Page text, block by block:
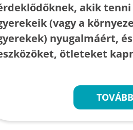
akik
(vagy a
nyugalmáért,
ötleteket
TOVÁBB